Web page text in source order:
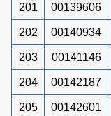
201 00139606
202 00140934
203 00141146
204 00142187
205 00142601